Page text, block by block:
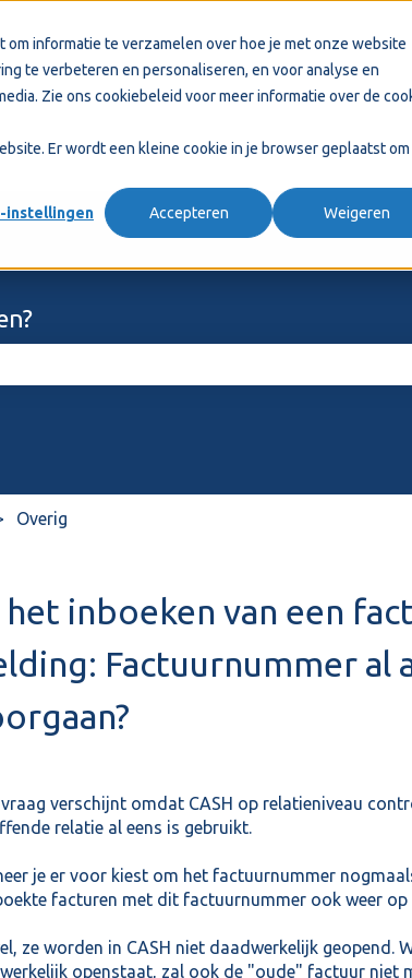
informatie te verzamelen over hoe je met onze website
te verbeteren en personaliseren, en voor analyse en
Zie ons cookiebeleid voor meer informatie over de
Er wordt een kleine cookie in je browser geplaatst om
instellingen Accepteren Weigeren
Overig
het inboeken van een
Factuurnummer al
vraag verschijnt omdat CASH op relatieniveau
relatie al eens is gebruikt.
je er voor kiest om het factuurnummer
facturen met dit factuurnummer ook weer
ze worden in CASH niet daadwerkelijk geopend.
openstaat, zal ook de "oude" factuur niet